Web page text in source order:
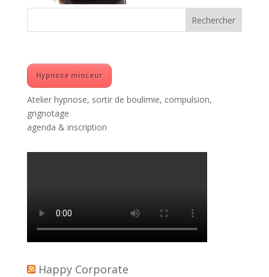
Hypnose minceur
Atelier hypnose, sortir de boulimie, compulsion,
grignotage
agenda & inscription
Happy Corporate